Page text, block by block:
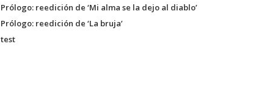
Prólogo: reedición de ‘Mi alma se la dejo al diablo’
Prólogo: reedición de ‘La bruja’
test